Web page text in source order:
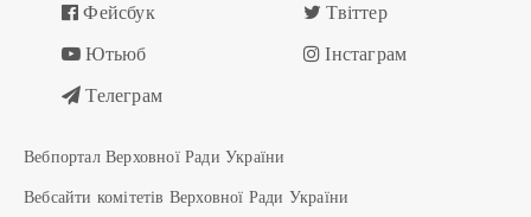
Фейсбук Твіттер
Ютьюб Інстаграм
Телеграм
Вебпортал Верховної Ради України
Вебсайти комітетів Верховної Ради України